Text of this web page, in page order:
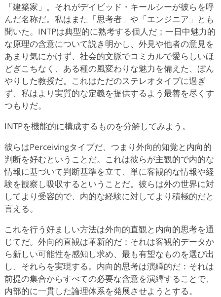
「建築家」。それがデイビッド・キールシーが彼らを呼
んだ名称だ。私はまた「思考者」や「エンジニア」とも
聞いた。INTPは典型的に熟考する個人だ；一日中魅力的
な原理の含意について説き明かし、外見や他者の意見を
あまり気にかけず、社会的文脈でコミカルで愛らしいほ
どぎこちなく、ある種の風変わりな魅力を備えた、ぼん
やりした教授だ。これはただのステレオタイプに過ぎ
ず、私はより実質的な定義を提供するよう最善を尽くす
つもりだ。
INTPを機能的に構成するものを分解してみよう。
彼らはPerceivingタイプだ、つまり外向的知覚と内向的
判断を好むということだ。これは彼らが主観的で内的な
情報に基づいて判断基準を立て、単に客観的な情報や経
験を観察し吸収するということだ。彼らは外の世界に対
してより受容的で、内的な経験に対してより積極的だと
言える。
これを行う好ましい方法は外向的直観と内向的思考を通
じてだ。外向的直観は革新的だ：それは客観的データか
ら新しい可能性を感知し求め、最も有望なものを選び出
し、それらを実現する。内向的思考は演繹的だ：それは
前提の集合からすべての必要な含意を演繹することで、
内部的に一貫した論理体系を発展させようとする。